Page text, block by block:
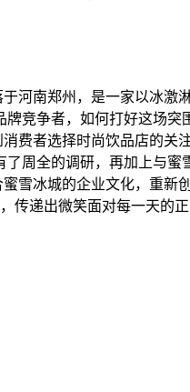
于河南郑州，是一家以冰
竞争者，如何打好这场
费者选择时尚饮品店的关
周全的调研，再加上与
雪冰城的企业文化，重
传递出微笑面对每一天的